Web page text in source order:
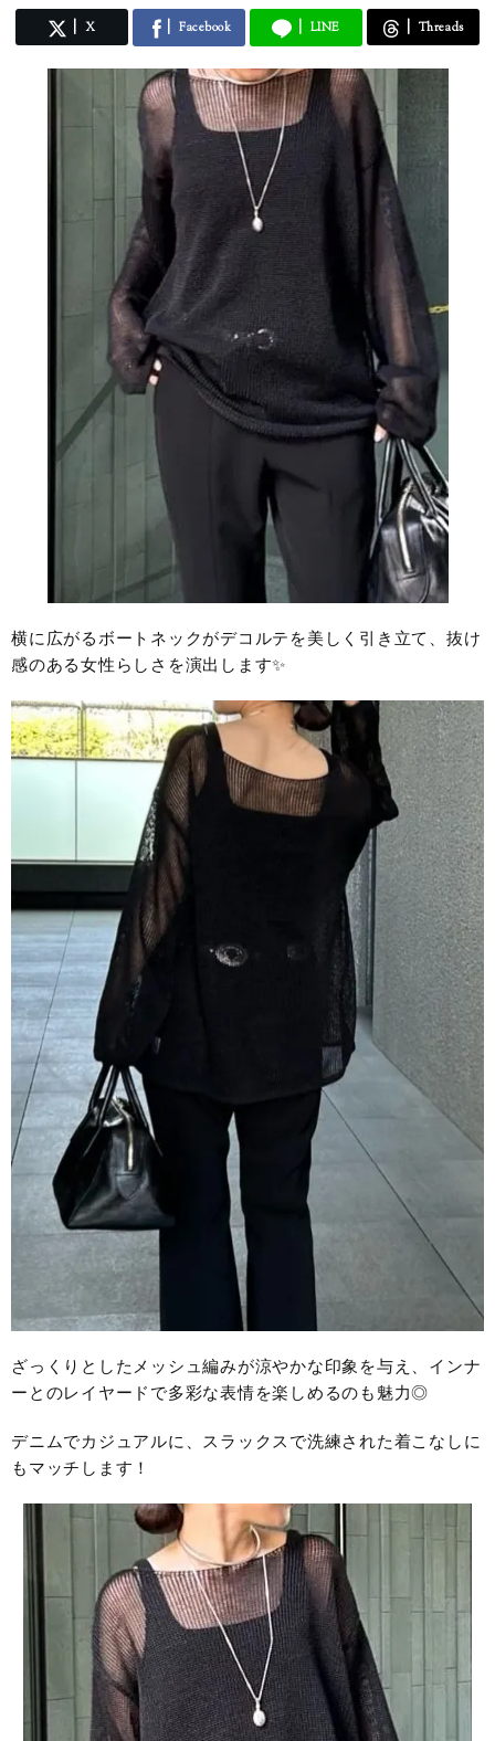
X Facebook LINE Threads
横に広がるボートネックがデコルテを美しく引き立て、抜け
感のある女性らしさを演出します✨
ざっくりとしたメッシュ編みが涼やかな印象を与え、インナ
ーとのレイヤードで多彩な表情を楽しめるのも魅力◎
デニムでカジュアルに、スラックスで洗練された着こなしに
もマッチします！